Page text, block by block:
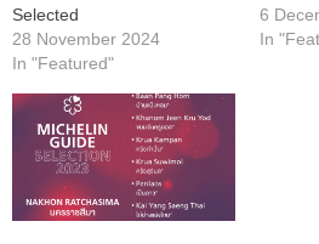
Selected
28 November 2024
In "Featured"
6
In